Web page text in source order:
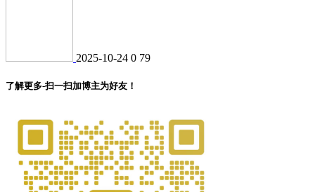
2025-10-24 0 79
了解更多-扫一扫加博主为好友！